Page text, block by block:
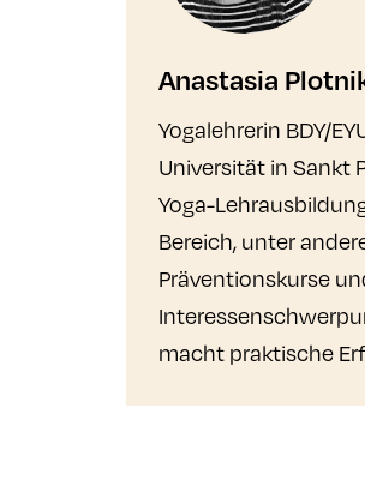
Anastasia
Yogalehrerin BDY/
Universität in Sankt
Yoga-
Bereich, unter
Präventionskurse
macht praktische